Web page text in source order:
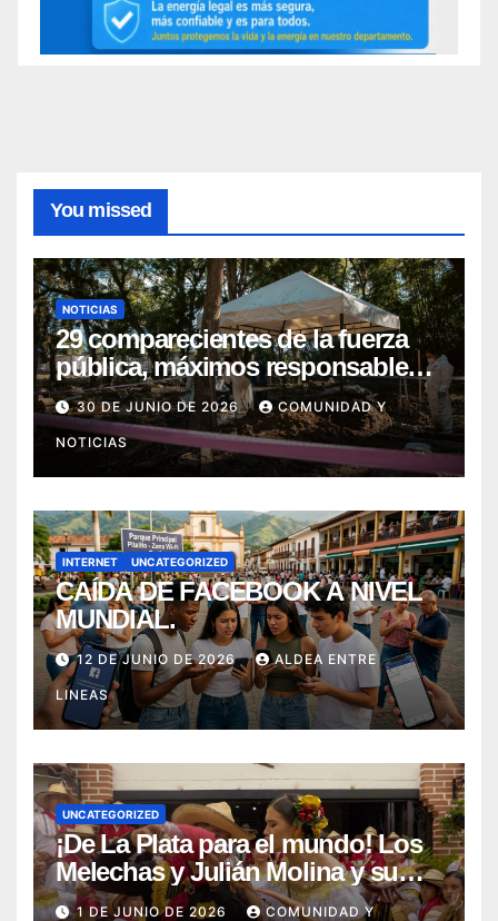
You missed
NOTICIAS
29 comparecientes de la fuerza
pública, máximos responsables
de asesinatos y desapariciones
forzadas en Huila, fueron
postulados ante el Tribunal para
la Paz para que les imponga
Sanción Propia
30 DE JUNIO DE 2026 COMUNIDAD Y
NOTICIAS
INTERNET UNCATEGORIZED
CAÍDA DE FACEBOOK A NIVEL
MUNDIAL.
12 DE JUNIO DE 2026 ALDEA ENTRE
LINEAS
UNCATEGORIZED
¡De La Plata para el mundo! Los
Melechas y Julián Molina y su
nuevo éxito: «Pere Tántico»
1 DE JUNIO DE 2026 COMUNIDAD Y